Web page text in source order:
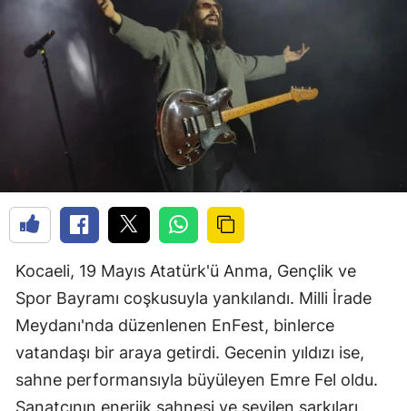
Kocaeli, 19 Mayıs Atatürk'ü Anma, Gençlik ve
Spor Bayramı coşkusuyla yankılandı. Milli İrade
Meydanı'nda düzenlenen EnFest, binlerce
vatandaşı bir araya getirdi. Gecenin yıldızı ise,
sahne performansıyla büyüleyen Emre Fel oldu.
Sanatçının enerjik sahnesi ve sevilen şarkıları,